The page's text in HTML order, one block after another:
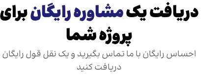
دریافت یکمشاوره رایگان
پروژه شما
احساس رایگان با ما تماس بگیرید و یک نقل قول رایگان
دریافت کنید